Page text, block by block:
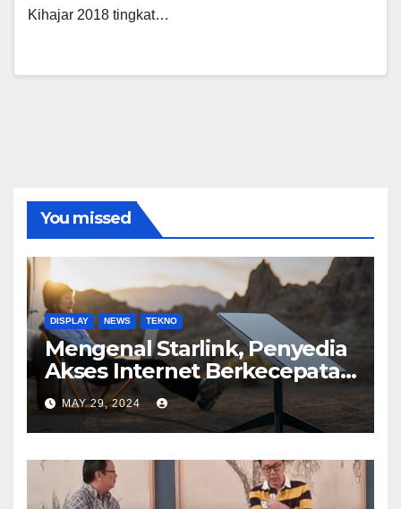
Kihajar 2018 tingkat…
You missed
DISPLAY NEWS TEKNO
Mengenal Starlink, Penyedia
Akses Internet Berkecepatan
Tinggi
MAY 29, 2024